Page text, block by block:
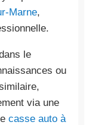
Marne,
le
ou
via une
casse auto à